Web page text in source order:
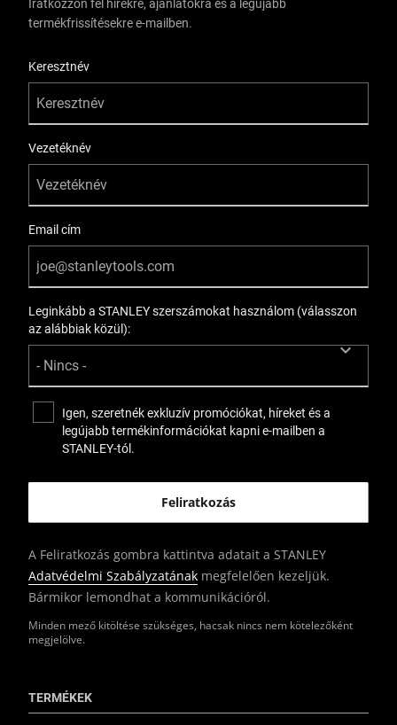
Minden mező kitöltése szükséges, hacsak nincs nem kötelezőként
megjelölve.
Iratkozzon fel hírekre, ajánlatokra és a legújabb
termékfrissítésekre e-mailben.
Keresztnév
Vezetéknév
Email cím
Leginkább a STANLEY szerszámokat használom (válasszon
az alábbiak közül):
Igen, szeretnék exkluzív promóciókat, híreket és a
legújabb termékinformációkat kapni e-mailben a
STANLEY-tól.
A Feliratkozás gombra kattintva adatait a STANLEY
Adatvédelmi Szabályzatának megfelelően kezeljük.
Bármikor lemondhat a kommunikációról.
TERMÉKEK